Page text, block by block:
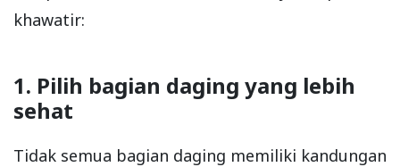
khawatir:
1. Pilih bagian daging yang lebih
sehat
Tidak semua bagian daging memiliki kandungan